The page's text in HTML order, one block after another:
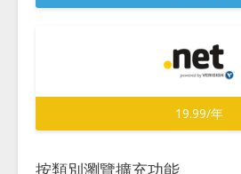
19.99/年
按類別瀏覽擴充功能